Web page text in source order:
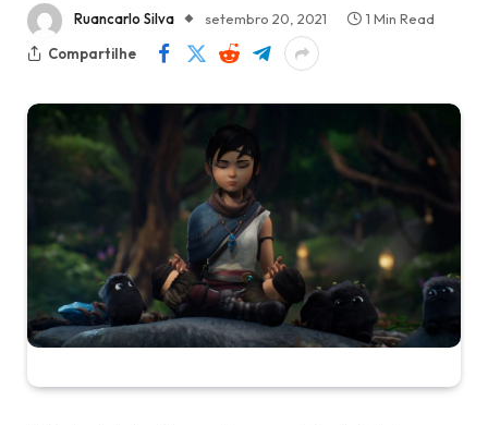
Ruancarlo Silva setembro 20, 2021
1 Min Read
Compartilhe